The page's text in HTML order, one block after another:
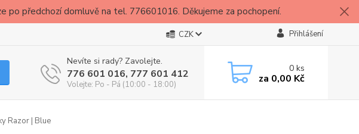
po předchozí domluvě na tel. 776601016. Děkujeme za pochopení.
CZK Přihlášení
Nevíte si rady? Zavolejte.
776 601 016, 777 601 412
Volejte: Po - Pá (10:00 - 18:00)
0ks
za 0,00 Kč
Razor | Blue